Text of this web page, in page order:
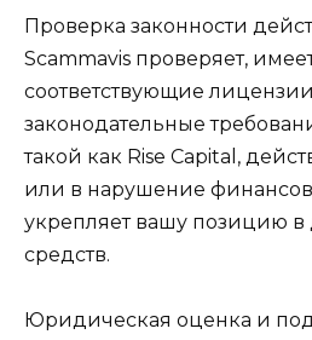
Проверка законности
Scammavis проверяет,
соответствующие
законодательные
такой как Rise Capital,
или в нарушение
укрепляет вашу позицию в
средств.
Юридическая оценка и